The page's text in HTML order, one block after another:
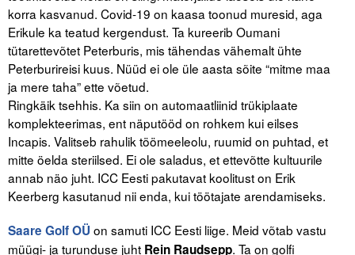
korra kasvanud. Covid-19 on kaasa toonud muresid, aga
Erikule ka teatud kergendust. Ta kureerib Oumani
tütarettevõtet Peterburis, mis tähendas vähemalt ühte
Peterburireisi kuus. Nüüd ei ole üle aasta sõite “mitme maa
ja mere taha” ette võetud.
Ringkäik tsehhis. Ka siin on automaatliinid trükiplaate
komplekteerimas, ent näputööd on rohkem kui eilses
Incapis. Valitseb rahulik töömeeleolu, ruumid on puhtad, et
mitte öelda steriilsed. Ei ole saladus, et ettevõtte kultuurile
annab näo juht. ICC Eesti pakutavat koolitust on Erik
Keerberg kasutanud nii enda, kui töötajate arendamiseks.
Saare Golf OÜ on samuti ICC Eesti liige. Meid võtab vastu
müügi- ja turunduse juht Rein Raudsepp. Ta on golfi